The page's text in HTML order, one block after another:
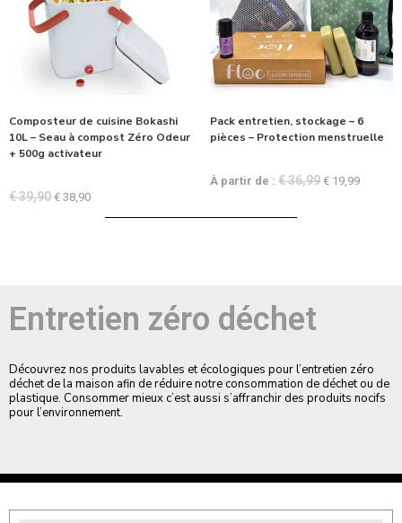
Composteur de cuisine Bokashi
10L – Seau à compost Zéro Odeur
+ 500g activateur
€39,90 € 38,90
Pack entretien, stockage – 6
pièces – Protection menstruelle
À partir de : €36,99 € 19,99
Entretien zéro déchet
Découvrez nos produits lavables et écologiques pour l’entretien zéro
déchet de la maison afin de réduire notre consommation de déchet ou de
plastique. Consommer mieux c’est aussi s’affranchir des produits nocifs
pour l’environnement.